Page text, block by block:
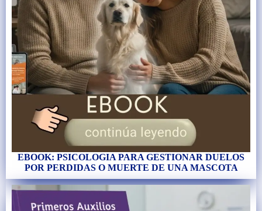
EBOOK: PSICOLOGIA PARA GESTIONAR DUELOS
POR PERDIDAS O MUERTE DE UNA MASCOTA